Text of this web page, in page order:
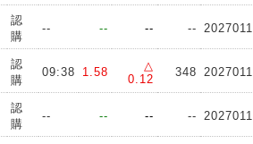
認
購
-- -- -- --
認
購
09:38 1.58
△
0.12
348
認
購
-- -- -- --